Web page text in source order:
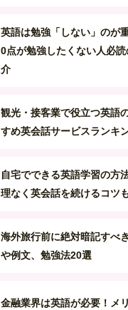
英語は勉強「しない」のが
0点が勉強したくない人必
介
観光・接客業で役立つ英語
すめ英会話サービスランキ
自宅でできる英語学習の方
理なく英会話を続けるコツ
海外旅行前に絶対暗記すべ
や例文、勉強法20選
金融業界は英語が必要！メ